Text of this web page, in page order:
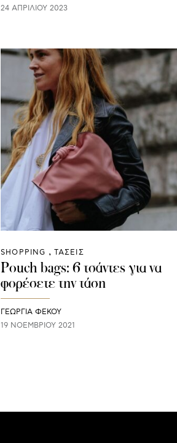
24 ΑΠΡΙΛΊΟΥ 2023
SHOPPING ΤΑΣΕΙΣ
Pouch bags: 6 τσάντες για να
φορέσετε την τάση
ΓΕΩΡΓΙΑ ΦΕΚΟΥ
19 ΝΟΕΜΒΡΊΟΥ 2021